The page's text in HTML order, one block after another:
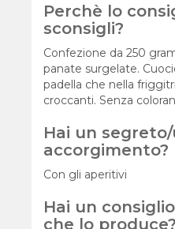
Perchè lo
sconsigli?
Confezione da 250
panate surgelate.
padella che nella
croccanti. Senza
Hai un
accorgimento?
Con gli aperitivi
Hai un
che lo produce?